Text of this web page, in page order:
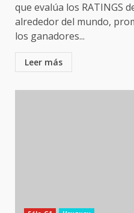
que evalúa los RATINGS
alrededor del mundo,
los ganadores...
Leer más